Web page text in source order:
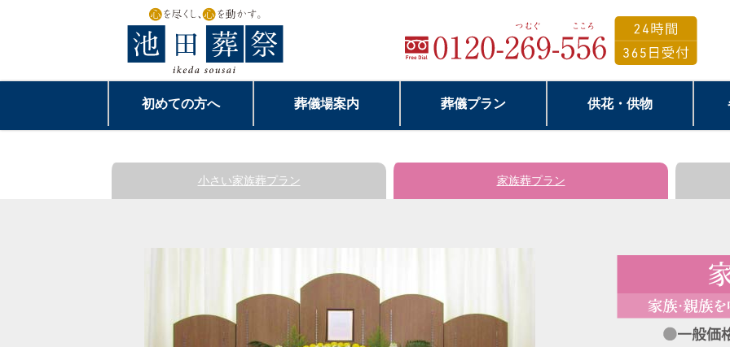
初めての方へ 葬儀場案内 葬儀プラン 供花・供物
小さい家族葬プラン 家族葬プラン